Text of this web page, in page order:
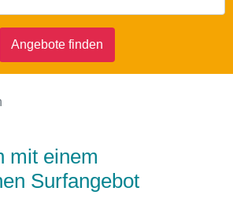
Angebote finden
mit einem
Surfangebot